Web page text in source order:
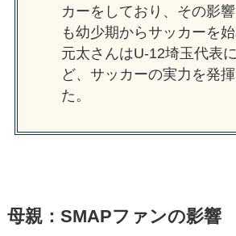
カーをしており、その影
も幼少期からサッカーを始
元太さんはU-12埼玉代表
ど、サッカーの実力を発
た。
母親：SMAPファンの影響